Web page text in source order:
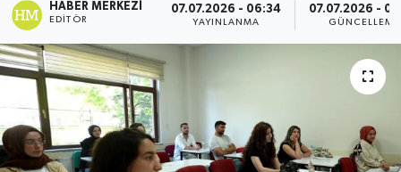
HABER MERKEZI
EDITÖR
07.07.2026 - 06:34
YAYINLANMA
07.07.2026 -
GÜNCELLEME